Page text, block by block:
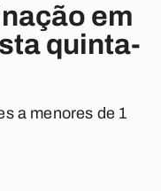
em
quinta-
a menores de 1